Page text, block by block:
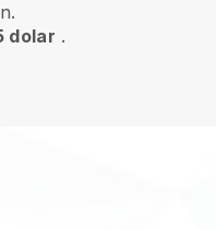
dolar .